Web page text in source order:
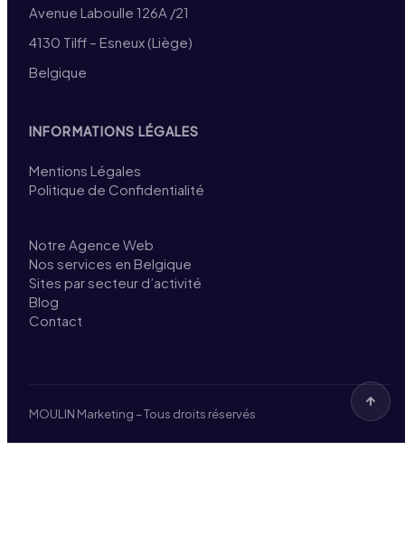
Avenue Laboulle 126A /21
4130 Tilff – Esneux (Liège)
Belgique
INFORMATIONS LÉGALES
Mentions Légales
Politique de Confidentialité
Notre Agence Web
Nos services en Belgique
Sites par secteur d’activité
Blog
Contact
MOULIN Marketing – Tous droits réservés